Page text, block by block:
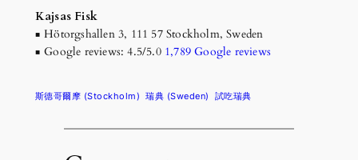
Kajsas Fisk
▪ Hötorgshallen 3, 111 57 Stockholm, Sweden
▪ Google reviews: 4.5/5.0 1,789 Google reviews
斯德哥爾摩 (Stockholm) 瑞典 (Sweden) 試吃瑞典